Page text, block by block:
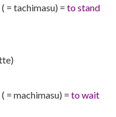
( = tachimasu) = to stand
( = machimasu) = to wait